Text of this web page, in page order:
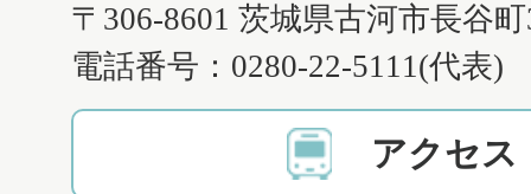
〒306-8601 茨城県古河市長谷
電話番号：0280-22-5111(代表)
アクセス